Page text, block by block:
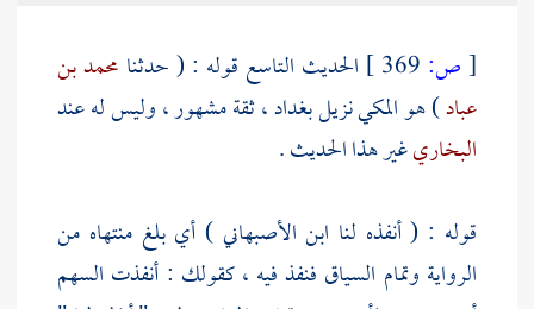
[ص: الحديث التاسع قوله : ( حدثنا محمد بن
عباد) هو المكي نزيلبغداد، ثقة مشهور ، وليس له عند
البخاريغير هذا الحديث .
قوله : ( أنفذه لنا ابن الأصبهاني ) أي بلغ منتهاه من
الرواية وتمام السياق فنفذ فيه ، كقولك : أنفذت السهم